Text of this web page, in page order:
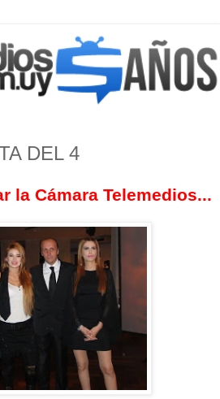
DEL 4
la Cámara Telemedios...